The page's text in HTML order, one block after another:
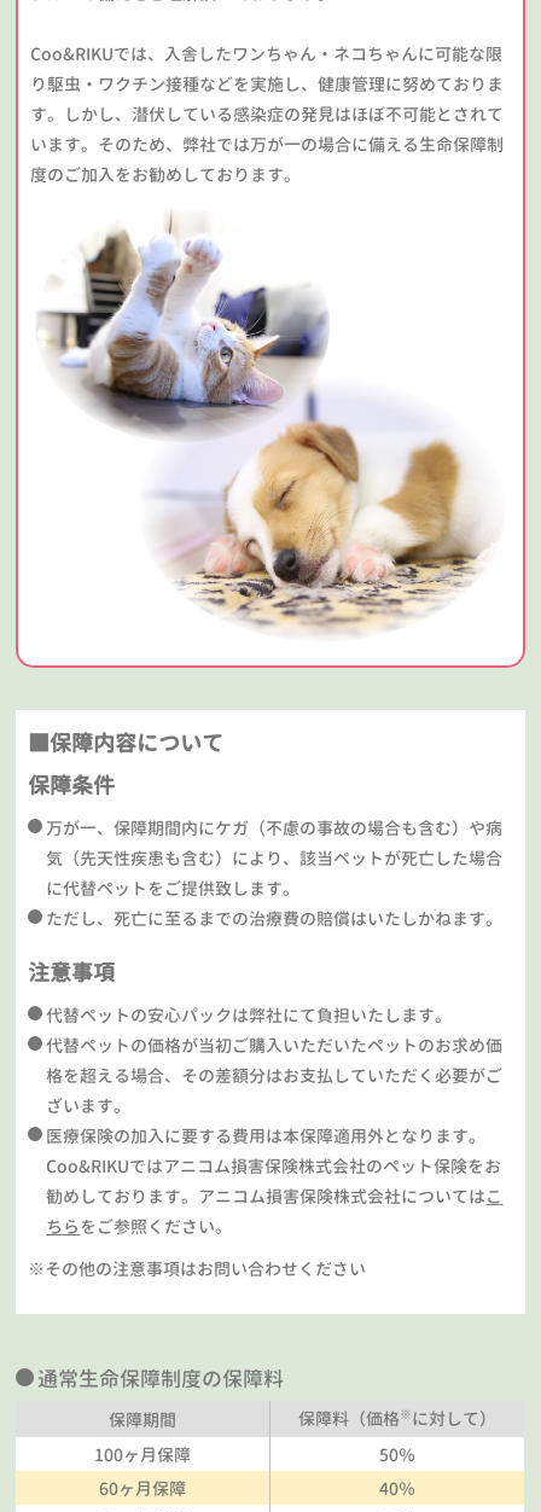
Coo&RIKUでは、入舎したワンちゃん・ネコちゃんに可能な限
り駆虫・ワクチン接種などを実施し、健康管理に努めておりま
す。しかし、潜伏している感染症の発見はほぼ不可能とされて
います。そのため、弊社では万が一の場合に備える生命保障制
度のご加入をお勧めしております。
■保障内容について
保障条件
万が一、保障期間内にケガ（不慮の事故の場合も含む）や病
気（先天性疾患も含む）により、該当ペットが死亡した場合
に代替ペットをご提供致します。
ただし、死亡に至るまでの治療費の賠償はいたしかねます。
注意事項
代替ペットの安心パックは弊社にて負担いたします。
代替ペットの価格が当初ご購入いただいたペットのお求め価
格を超える場合、その差額分はお支払していただく必要がご
ざいます。
医療保険の加入に要する費用は本保障適用外となります。
Coo&RIKUではアニコム損害保険株式会社のペット保険をお
勧めしております。アニコム損害保険株式会社についてはこ
ちらをご参照ください。
※その他の注意事項はお問い合わせください
通常生命保障制度の保障料
保障期間 保障料（価格※に対して）
100ヶ月保障
50％
60ヶ月保障
40％